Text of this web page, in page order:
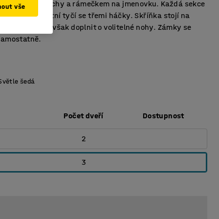
průduchy a rámečkem na jmenovku. Každá sekce
poličkou a šatní tyčí se třemi háčky. Skříňka stojí na
soklu, lze ji však doplnit o volitelné nohy. Zámky se
šedá
Počet dveří Dostupnost
2
3
vše